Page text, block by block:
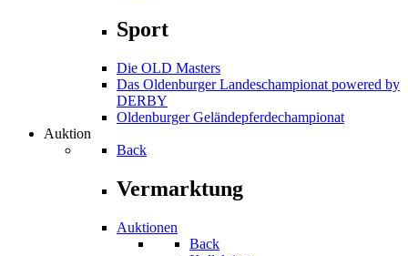
Sport
Die OLD Masters
Das Oldenburger Landeschampionat powered by
DERBY
Oldenburger Geländepferde­championat
Auktion
Back
Vermarktung
Auktionen
Back